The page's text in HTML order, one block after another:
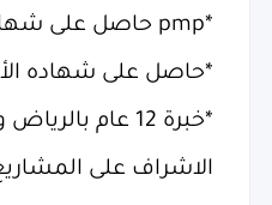
*pmp حاصل على شهاده
*حاصل على شهاده
*خبرة 12 عام
الاشراف على